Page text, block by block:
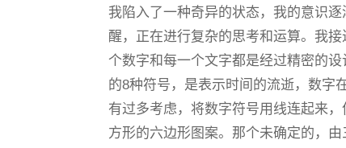
我陷入了一种奇异的状态，我的意识
醒，正在进行复杂的思考和运算。我
个数字和每一个文字都是经过精密的
的8种符号，是表示时间的流逝，数字
有过多考虑，将数字符号用线连起来
方形的六边形图案。那个未确定的，